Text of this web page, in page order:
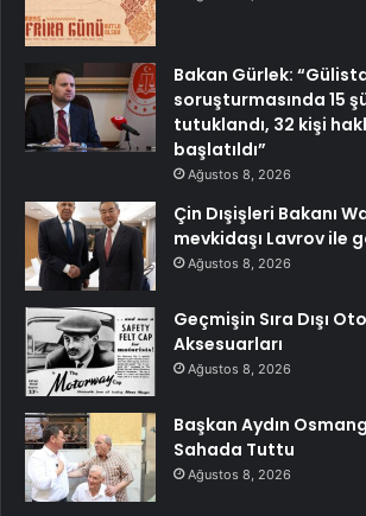
Bakan Gürlek:
soruşturmasında 15
tutuklandı, 32 kişi
başlatıldı”
Ağustos 8, 2026
Çin Dışişleri Bakanı
mevkidaşı Lavrov ile
Ağustos 8, 2026
Geçmişin Sıra Dışı
Aksesuarları
Ağustos 8, 2026
Başkan Aydın
Sahada Tuttu
Ağustos 8, 2026